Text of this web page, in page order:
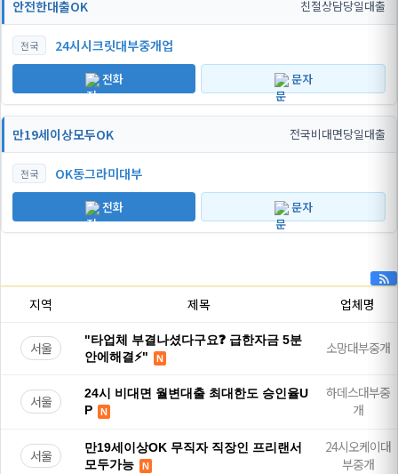
안전한대출OK 친절상담당일대출
전국 24시시크릿대부중개업
전화 문자
만19세이상모두OK 전국비대면당일대출
전국 OK동그라미대부
전화 문자
지역 제목 업체명
서울
"타업체 부결나셨다구요❓ 급한자금 5분
안에해결⚡"
N
소망대부중개
서울
24시 비대면 월변대출 최대한도 승인율U
P
N
하데스대부중
개
서울
만19세이상OK 무직자 직장인 프리랜서
모두가능
N
24시오케이대
부중개